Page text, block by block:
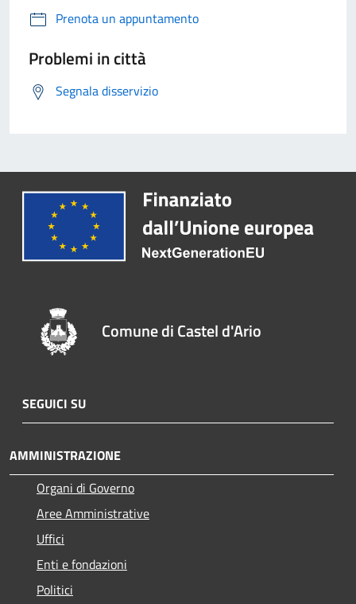
Prenota un appuntamento
Problemi in città
Segnala disservizio
Comune di Castel d'Ario
SEGUICI SU
AMMINISTRAZIONE
Organi di Governo
Aree Amministrative
Uffici
Enti e fondazioni
Politici